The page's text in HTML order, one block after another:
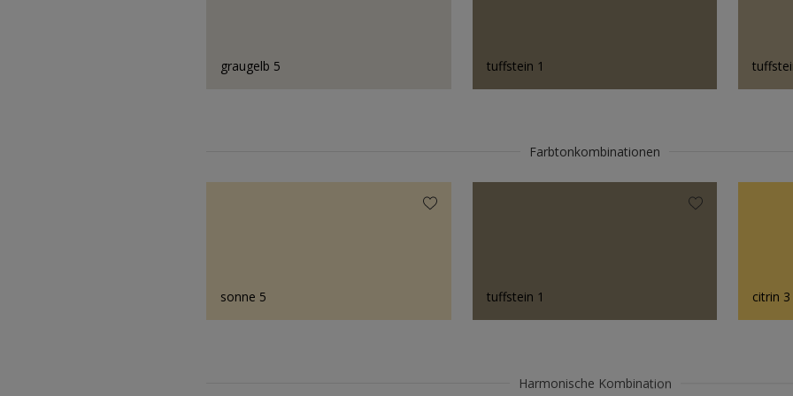
graugelb 5 tuffstein 1
Farbtonkombinationen
sonne 5 tuffstein 1 citrin 3
Harmonische Kombination